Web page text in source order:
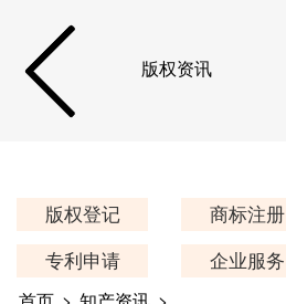
版权资讯
版权登记 商标注册
专利申请
企业服务